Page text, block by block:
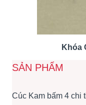
Khóa
SẢN PHẨM
Cúc Kam bấm 4 chi